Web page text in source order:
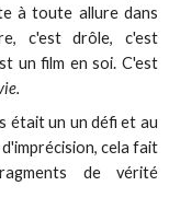
à toute allure dans
c'est drôle, c'est
un film en soi. C'est
était un un défi et au
cela fait
de vérité